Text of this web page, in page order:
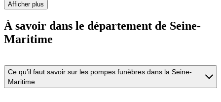
Afficher plus
À savoir dans le département de Seine-
Maritime
Ce qu’il faut savoir sur les pompes funèbres dans la Seine-
Maritime